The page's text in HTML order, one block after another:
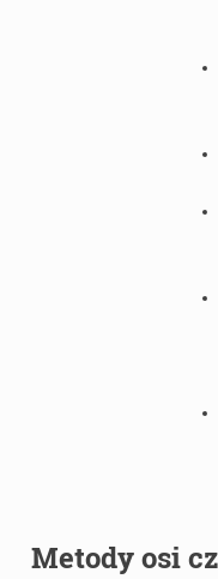
Metody osi